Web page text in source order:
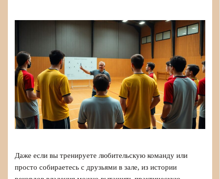
Даже если вы тренируете любительскую команду или
просто собираетесь с друзьями в зале, из истории